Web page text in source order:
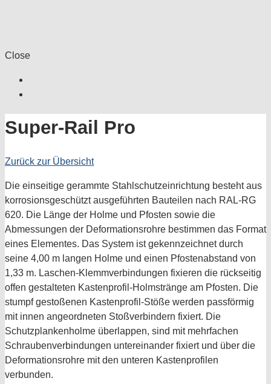
Close
Super-Rail Pro
Zurück zur Übersicht
Die einseitige gerammte Stahlschutzeinrichtung besteht aus
korrosionsgeschützt ausgeführten Bauteilen nach RAL-RG
620. Die Länge der Holme und Pfosten sowie die
Abmessungen der Deformationsrohre bestimmen das Format
eines Elementes. Das System ist gekennzeichnet durch
seine 4,00 m langen Holme und einen Pfostenabstand von
1,33 m. Laschen-Klemmverbindungen fixieren die rückseitig
offen gestalteten Kastenprofil-Holmstränge am Pfosten. Die
stumpf gestoßenen Kastenprofil-Stöße werden passförmig
mit innen angeordneten Stoßverbindern fixiert. Die
Schutzplankenholme überlappen, sind mit mehrfachen
Schraubenverbindungen untereinander fixiert und über die
Deformationsrohre mit den unteren Kastenprofilen
verbunden.